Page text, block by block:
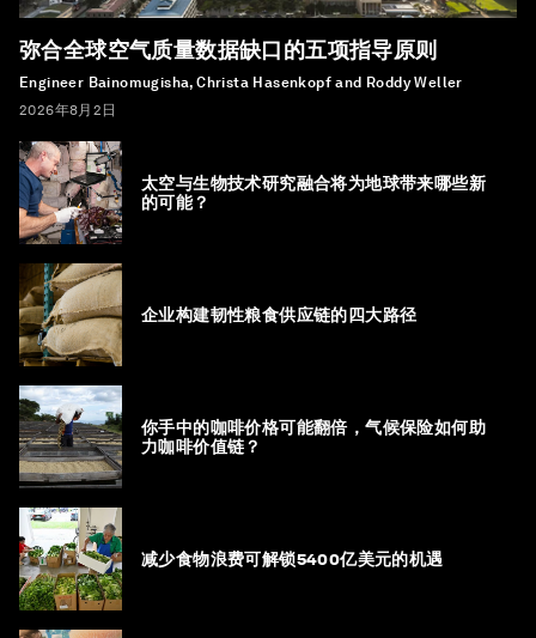
弥合全球空气质量数据缺口的五项指导原则
Engineer Bainomugisha, Christa Hasenkopf and Roddy Weller
2026年8月2日
太空与生物技术研究融合将为地球带来哪些新
的可能？
企业构建韧性粮食供应链的四大路径
你手中的咖啡价格可能翻倍，气候保险如何助
力咖啡价值链？
减少食物浪费可解锁5400亿美元的机遇